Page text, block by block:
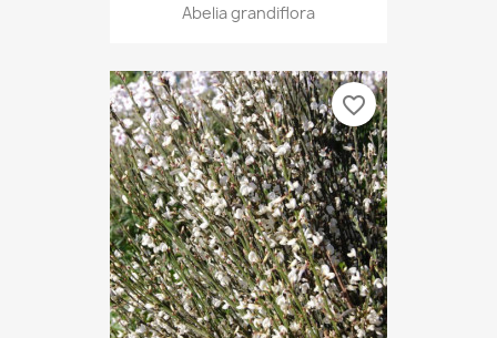
Abelia grandiflora
favorite_border